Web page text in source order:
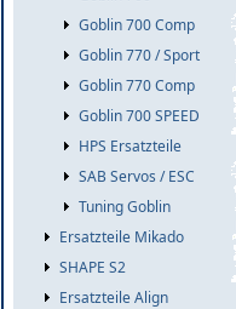
Goblin 700 Comp
Goblin 770 / Sport
Goblin 770 Comp
Goblin 700 SPEED
HPS Ersatzteile
SAB Servos / ESC
Tuning Goblin
Ersatzteile Mikado
SHAPE S2
Ersatzteile Align